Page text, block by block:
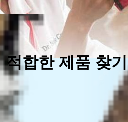
적합한 제품 찾기